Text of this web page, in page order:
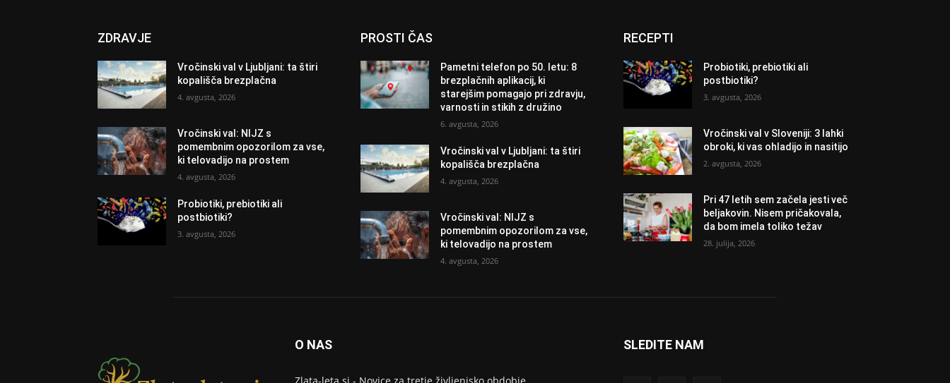
ZDRAVJE
Vročinski val v Ljubljani: ta štiri
kopališča brezplačna
4. avgusta, 2026
Vročinski val: NIJZ s
pomembnim opozorilom za vse,
ki telovadijo na prostem
4. avgusta, 2026
Probiotiki, prebiotiki ali
postbiotiki?
3. avgusta, 2026
PROSTI ČAS
Pametni telefon po 50. letu: 8
brezplačnih aplikacij, ki
starejšim pomagajo pri zdravju,
varnosti in stikih z družino
6. avgusta, 2026
Vročinski val v Ljubljani: ta štiri
kopališča brezplačna
4. avgusta, 2026
Vročinski val: NIJZ s
pomembnim opozorilom za vse,
ki telovadijo na prostem
4. avgusta, 2026
RECEPTI
Probiotiki, prebiotiki ali
postbiotiki?
3. avgusta, 2026
Vročinski val v Sloveniji: 3 lahki
obroki, ki vas ohladijo in nasitijo
2. avgusta, 2026
Pri 47 letih sem začela jesti več
beljakovin. Nisem pričakovala,
da bom imela toliko težav
28. julija, 2026
O NAS SLEDITE NAM